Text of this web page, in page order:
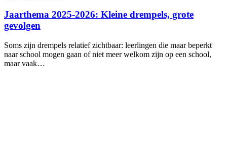
Jaarthema 2025-2026: Kleine drempels, grote
gevolgen
Soms zijn drempels relatief zichtbaar: leerlingen die maar beperkt
naar school mogen gaan of niet meer welkom zijn op een school,
maar vaak…